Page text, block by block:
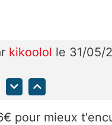
kikoolol le 31/05/
pour mieux